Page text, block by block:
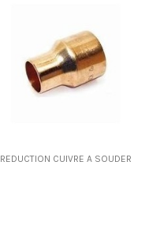
REDUCTION CUIVRE A SOUDER